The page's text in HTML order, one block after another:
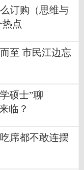
订购（思维与
点
至 市民江边忘
硕士”聊
临？
席都不敢连摆